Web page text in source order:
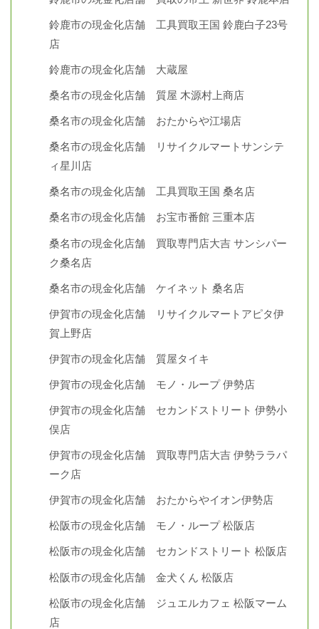
鈴鹿市の現金化店舗 工具買取王国 鈴鹿白子23号
店
鈴鹿市の現金化店舗 大蔵屋
桑名市の現金化店舗 質屋 木源村上商店
桑名市の現金化店舗 おたからや江場店
桑名市の現金化店舗 リサイクルマートサンシテ
ィ星川店
桑名市の現金化店舗 工具買取王国 桑名店
桑名市の現金化店舗 お宝市番館 三重本店
桑名市の現金化店舗 買取専門店大吉 サンシパー
ク桑名店
桑名市の現金化店舗 ケイネット 桑名店
伊賀市の現金化店舗 リサイクルマートアピタ伊
賀上野店
伊賀市の現金化店舗 質屋タイキ
伊賀市の現金化店舗 モノ・ループ 伊勢店
伊賀市の現金化店舗 セカンドストリート 伊勢小
俣店
伊賀市の現金化店舗 買取専門店大吉 伊勢ララパ
ーク店
伊賀市の現金化店舗 おたからやイオン伊勢店
松阪市の現金化店舗 モノ・ループ 松阪店
松阪市の現金化店舗 セカンドストリート 松阪店
松阪市の現金化店舗 金犬くん 松阪店
松阪市の現金化店舗 ジュエルカフェ 松阪マーム
店